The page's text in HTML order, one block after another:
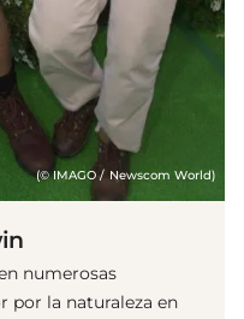
(© IMAGO / Newscom World)
numerosas
por la naturaleza en